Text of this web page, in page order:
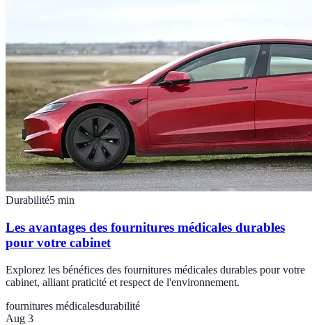
Durabilité5 min
Les avantages des fournitures médicales durables
pour votre cabinet
Explorez les bénéfices des fournitures médicales durables pour votre
cabinet, alliant praticité et respect de l'environnement.
fournitures médicalesdurabilité
Aug 3